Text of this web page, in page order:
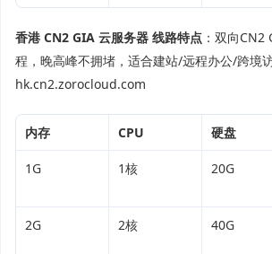
香港 CN2 GIA 云服务器 线路特点 ：双向CN2
程，晚高峰不拥堵，适合建站/远程办公/跨境
hk.cn2.zorocloud.com
内存 CPU 硬盘
1G 1核 20G
2G 2核 40G